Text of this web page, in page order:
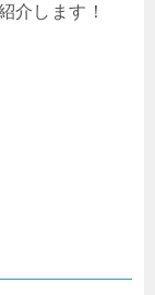
介します！